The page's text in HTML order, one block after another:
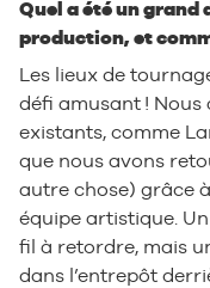
Quel a été un grand
production, et
Les lieux de
défi amusant ! Nous
existants, comme
que nous avons
autre chose) grâce
équipe artistique.
fil à retordre, mais
dans l’entrepôt